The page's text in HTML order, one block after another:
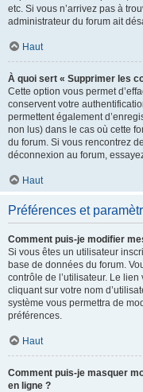
etc. Si vous n’arrivez pas à
administrateur du forum ait
Haut
À quoi sert « Supprimer les
Cette option vous permet
conservent votre
permettent également
non lus) dans le cas où cette
du forum. Si vous rencontrez
déconnexion au forum,
Haut
Préférences et
Comment puis-je modifier
Si vous êtes un utilisateur
base de données du forum.
contrôle de l’utilisateur. Le
cliquant sur votre nom
système vous permettra de
préférences.
Haut
Comment puis-je masquer
en ligne ?